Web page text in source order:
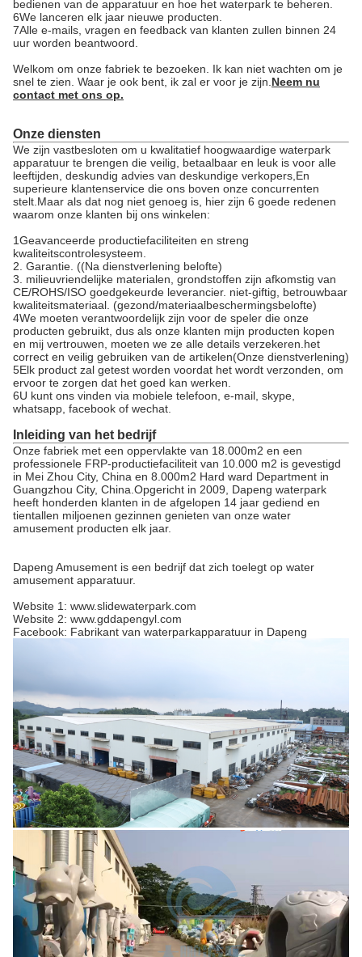
bedienen van de apparatuur en hoe het waterpark te beheren.
6We lanceren elk jaar nieuwe producten.
7Alle e-mails, vragen en feedback van klanten zullen binnen 24
uur worden beantwoord.
Welkom om onze fabriek te bezoeken. Ik kan niet wachten om je
snel te zien. Waar je ook bent, ik zal er voor je zijn.Neem nu
contact met ons op.
Onze diensten
We zijn vastbesloten om u kwalitatief hoogwaardige waterpark
apparatuur te brengen die veilig, betaalbaar en leuk is voor alle
leeftijden, deskundig advies van deskundige verkopers,En
superieure klantenservice die ons boven onze concurrenten
stelt.Maar als dat nog niet genoeg is, hier zijn 6 goede redenen
waarom onze klanten bij ons winkelen:
1Geavanceerde productiefaciliteiten en streng
kwaliteitscontrolesysteem.
2. Garantie. ((Na dienstverlening belofte)
3. milieuvriendelijke materialen, grondstoffen zijn afkomstig van
CE/ROHS/ISO goedgekeurde leverancier. niet-giftig, betrouwbaar
kwaliteitsmateriaal. (gezond/materiaalbeschermingsbelofte)
4We moeten verantwoordelijk zijn voor de speler die onze
producten gebruikt, dus als onze klanten mijn producten kopen
en mij vertrouwen, moeten we ze alle details verzekeren.het
correct en veilig gebruiken van de artikelen(Onze dienstverlening)
5Elk product zal getest worden voordat het wordt verzonden, om
ervoor te zorgen dat het goed kan werken.
6U kunt ons vinden via mobiele telefoon, e-mail, skype,
whatsapp, facebook of wechat.
Inleiding van het bedrijf
Onze fabriek met een oppervlakte van 18.000m2 en een
professionele FRP-productiefaciliteit van 10.000 m2 is gevestigd
in Mei Zhou City, China en 8.000m2 Hard ward Department in
Guangzhou City, China.Opgericht in 2009, Dapeng waterpark
heeft honderden klanten in de afgelopen 14 jaar gediend en
tientallen miljoenen gezinnen genieten van onze water
amusement producten elk jaar.
Dapeng Amusement is een bedrijf dat zich toelegt op water
amusement apparatuur.
Website 1: www.slidewaterpark.com
Website 2: www.gddapengyl.com
Facebook: Fabrikant van waterparkapparatuur in Dapeng